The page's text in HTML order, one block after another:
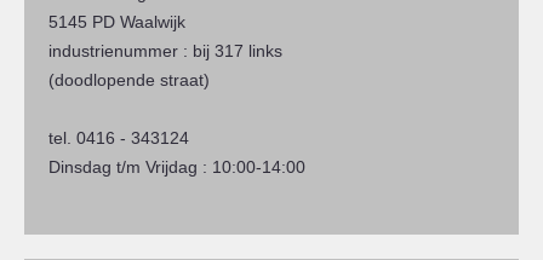
5145 PD Waalwijk
industrienummer : bij 317 links
(doodlopende straat)
tel. 0416 - 343124
Dinsdag t/m Vrijdag : 10:00-14:00